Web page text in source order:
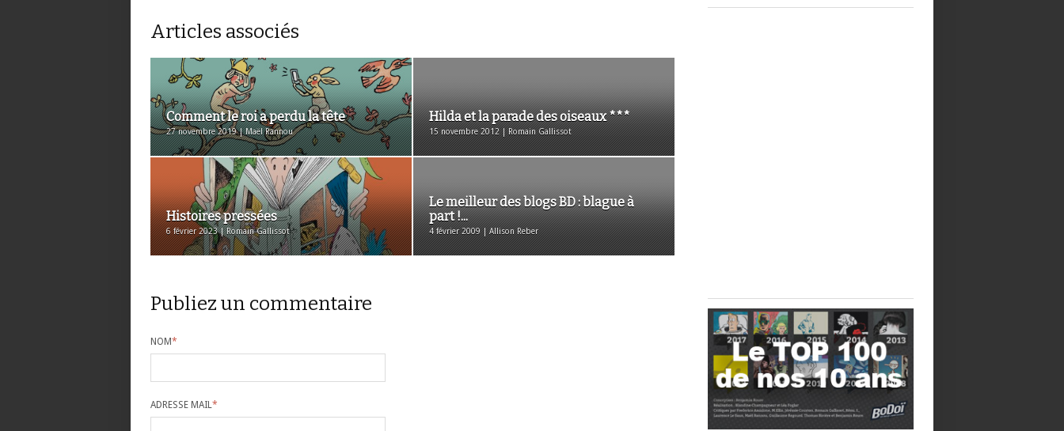
Articles associés
Comment le roi a perdu la tête
27 novembre 2019 | Maël Rannou
Hilda et la parade des oiseaux ***
15 novembre 2012 | Romain Gallissot
Histoires pressées
6 février 2023 | Romain Gallissot
Le meilleur des blogs BD : blague à
part !...
4 février 2009 | Allison Reber
Publiez un commentaire
NOM*
ADRESSE MAIL*